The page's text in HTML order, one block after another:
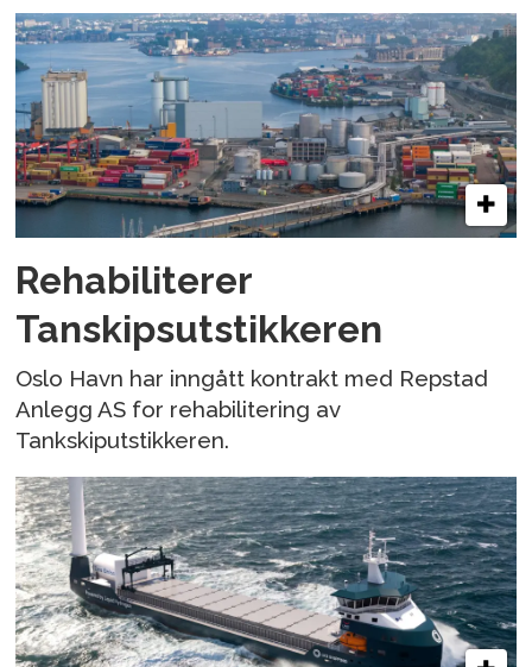
Rehabiliterer
Tanskipsutstikkeren
Oslo Havn har inngått kontrakt med Repstad
Anlegg AS for rehabilitering av
Tankskiputstikkeren.